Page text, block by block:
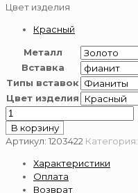
Цвет изделия
Красный
Металл
Вставка
Типы вставок
Цвет изделия
Количество
товара
Серьги
золота
В корзину
Артикул: 1203422 Категория:
Характеристики
Оплата
Возврат